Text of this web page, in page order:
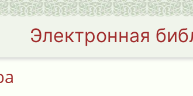
Электронная